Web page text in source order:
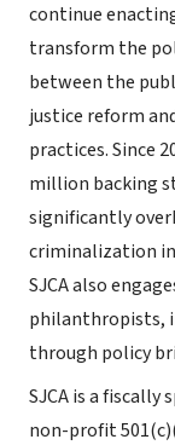
continue
transform the
between the
justice reform
practices. Since
million backing
significantly
criminalization
SJCA also
philanthropists,
through policy
SJCA is a fiscally
non-profit